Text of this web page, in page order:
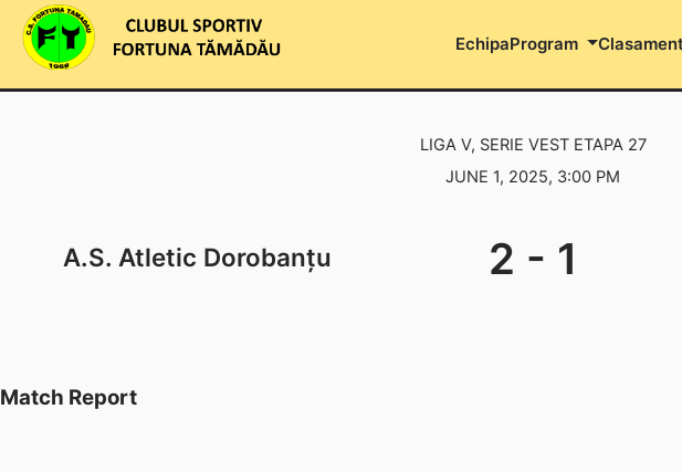
Skip
content
EchipaProgram
LIGA V, SERIE VEST ETAPA 27
JUNE 1, 2025, 3:00 PM
A.S. Atletic Dorobanțu 2 - 1
Match Report